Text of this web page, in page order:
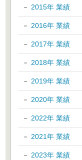
2015年 業績
2016年 業績
2017年 業績
2018年 業績
2019年 業績
2020年 業績
2022年 業績
2021年 業績
2023年 業績